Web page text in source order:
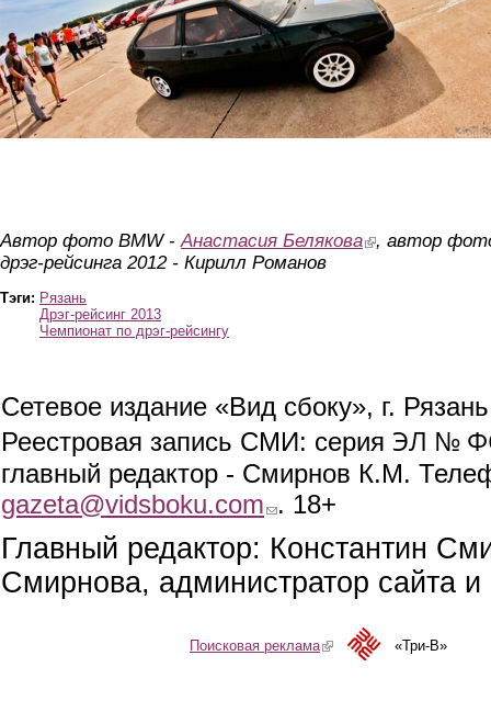
Автор фото BMW -Анастасия Белякова(link is external)
, автор
дрэг-рейсинга 2012 - Кирилл Романов
Тэги: Рязань
Дрэг-рейсинг 2013
Чемпионат по дрэг-рейсингу
Сетевое издание «Вид сбоку», г.
Реестровая запись СМИ: серия ЭЛ №
главный редактор - Смирнов К.М.
gazeta@vidsboku.com (link sends e-mail)
. 18+
Главный редактор: Константин
Смирнова, администратор сайта
Поисковая реклама(link is external)«Три-В»